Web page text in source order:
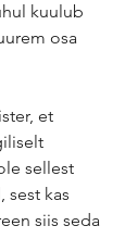
kuulub
osa
et
sellest
sest kas
siis seda